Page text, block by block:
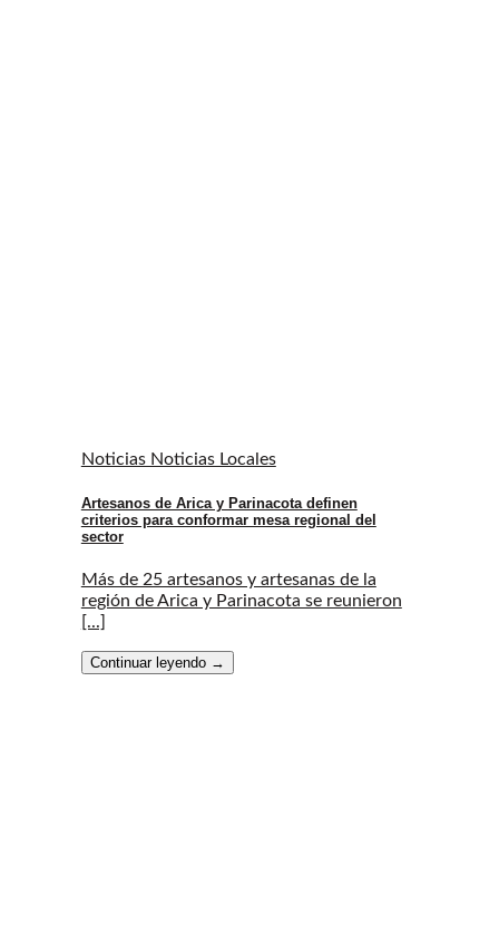
Noticias Noticias Locales
Artesanos de Arica y Parinacota definen
criterios para conformar mesa regional del
sector
Más de 25 artesanos y artesanas de la
región de Arica y Parinacota se reunieron
[...]
Continuar leyendo →